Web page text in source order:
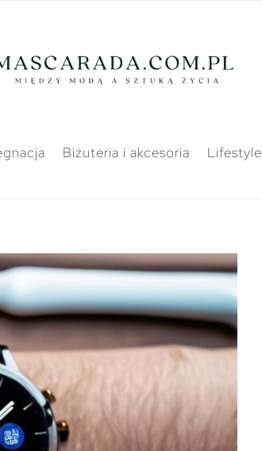
Biżuteria i akcesoria Lifestyle